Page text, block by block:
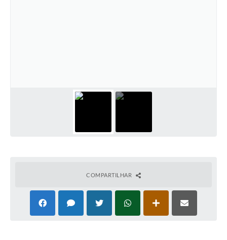
COMPARTILHAR